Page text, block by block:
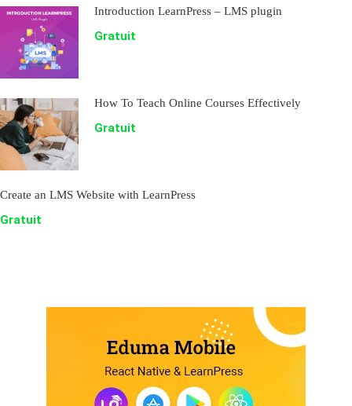
Introduction LearnPress – LMS plugin
Gratuit
How To Teach Online Courses Effectively
Gratuit
Create an LMS Website with LearnPress
Gratuit